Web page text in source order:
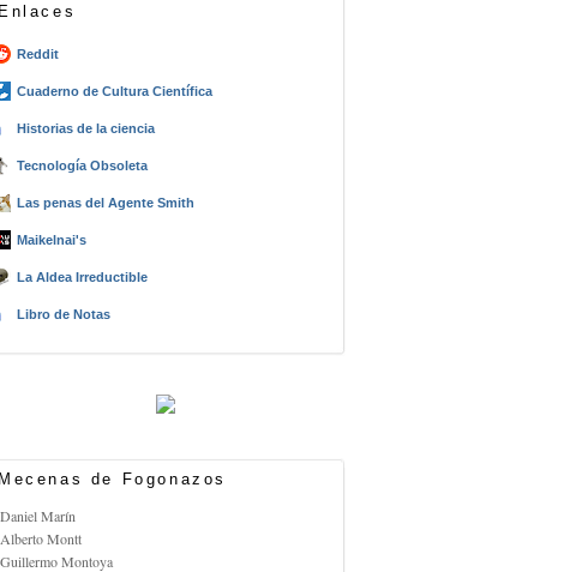
Enlaces
Reddit
Cuaderno de Cultura Científica
Historias de la ciencia
Tecnología Obsoleta
Las penas del Agente Smith
Maikelnai's
La Aldea Irreductible
Libro de Notas
Mecenas de Fogonazos
Marín
Montt
Montoya